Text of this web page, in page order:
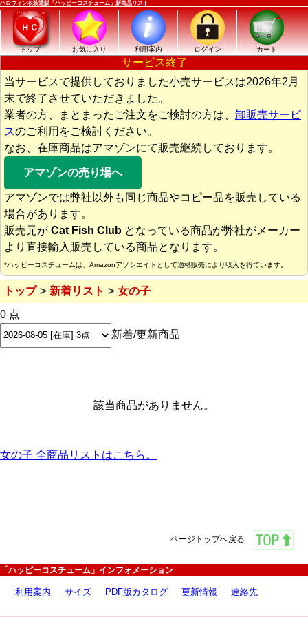
ハロウィン衣装通販「ハッピーコスチューム」新商品リスト
トップ お気に入り 利用案内 ログイン カート
サービス終了
当サービスで提供しておりました小売サービスは2026年2月
末で終了させていただきました。
業者の方、まとまったご注文をご検討の方は、 卸販売サービ
スのご利用をご検討ください。
なお、在庫商品はアマゾンにて販売継続しております。
アマゾンの売り場へ
アマゾンでは弊社以外も同じ商品やコピー品を販売している
場合があります。
販売元が Cat Fish Club となっている商品が弊社がメーカー
より直接輸入販売している商品となります。
*ハッピーコスチュームは、Amazonアソシエイトとして適格販売により収入を得ています。
トップ 新着リスト
女の子
0 点
新着/更新商品
該当商品がありません。
女の子 全商品リストはこちら。
ページトップへ戻る
「ハッピーコスチューム」インフォメーション
利用案内 サイズ PDF版カタログ 更新情報 連絡先